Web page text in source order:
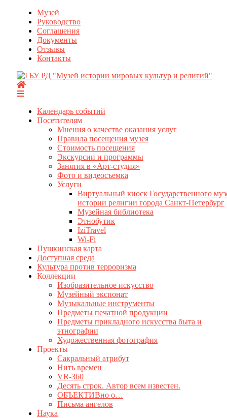
Перейти
содержимому
Музей
Руководство
Соглашения
Документы
Отзывы
Контакты
Календарь событий
Посетителям
Мнения о качестве оказания услуг
Правила посещения музея
Стоимость посещения
Экскурсии и программы
Занятия в «Арт-студия»
Фото и видеосъемка
Услуги
Виртуальный киоск Государственного
истории религии города Санкт-Петербург
Музейная библиотека
Этнобутик
IziTravel
Wi-Fi
Пушкинская карта
Доступная среда
Культура против терроризма
Коллекции
Изобразительное искусство
Музейный экспонат
Музыкальные инструменты
Предметы печатной продукции
Предметы прикладного искусства быта и
этнографии
Художественная фотография
Проекты
Сакральный атрибут
Нить времен
VR-360
Десять строк. Автор всем известен.
ОБЪЕКТИВно о…
Письма ангелов
Наука